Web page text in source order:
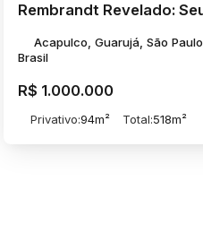
R$ 1.000.000
Acapulco, Guarujá, São Paulo,
Brasil
Privativo:94m² Total:518m²